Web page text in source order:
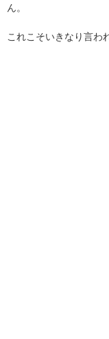
ん。
これこそいきなり言わ